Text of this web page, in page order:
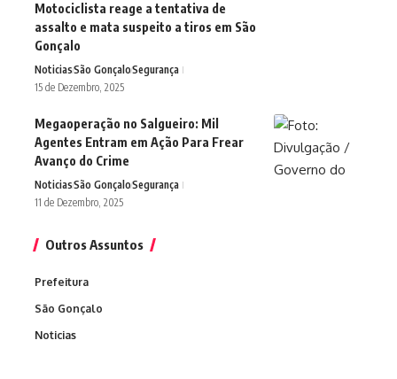
Motociclista reage a tentativa de
assalto e mata suspeito a tiros em São
Gonçalo
NoticiasSão GonçaloSegurança
15 de Dezembro, 2025
Megaoperação no Salgueiro: Mil
Agentes Entram em Ação Para Frear
Avanço do Crime
NoticiasSão GonçaloSegurança
11 de Dezembro, 2025
Outros Assuntos
Prefeitura
São Gonçalo
Noticias